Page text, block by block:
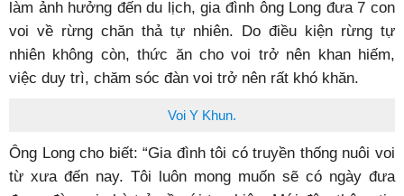
làm ảnh hưởng đến du lịch, gia đình ông Long đưa 7 con
voi về rừng chăn thả tự nhiên. Do điều kiện rừng tự
nhiên không còn, thức ăn cho voi trở nên khan hiếm,
việc duy trì, chăm sóc đàn voi trở nên rất khó khăn.
Voi Y Khun.
Ông Long cho biết: “Gia đình tôi có truyền thống nuôi voi
từ xưa đến nay. Tôi luôn mong muốn sẽ có ngày đưa